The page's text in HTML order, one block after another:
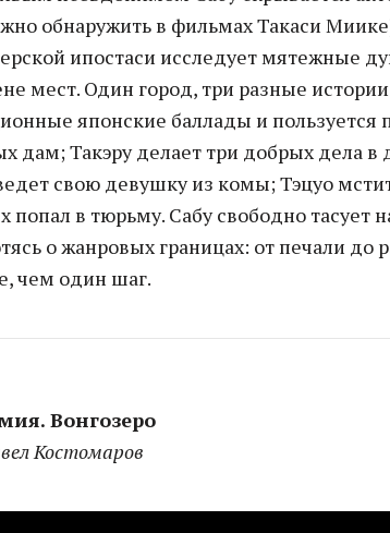
обнаружить в фильмах Такаси
ипостаси исследует мятежные
мест. Один город, три разные
японские баллады и пользуется
дам; Такэру делает три добрых дела в
свою девушку из комы; Тэцуо
попал в тюрьму. Сабу свободно тасует
о жанровых границах: от печали до
чем один шаг.
Вонгозеро
Костомаров